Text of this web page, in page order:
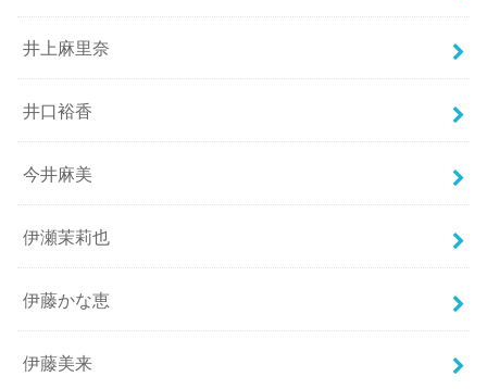
井上麻里奈
井口裕香
今井麻美
伊瀬茉莉也
伊藤かな恵
伊藤美来